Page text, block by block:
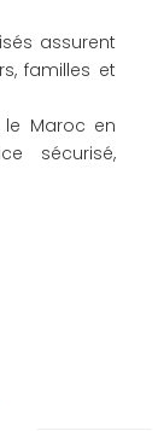
assurent
familles et
le Maroc en
sécurisé,